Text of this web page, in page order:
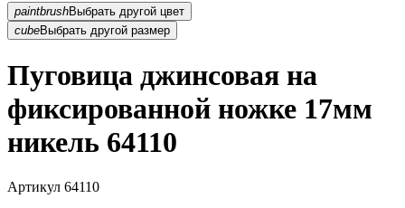
paintbrush
Выбрать другой цвет
cubeВыбрать другой размер
Пуговица джинсовая на
фиксированной ножке 17мм
никель 64110
Артикул 64110